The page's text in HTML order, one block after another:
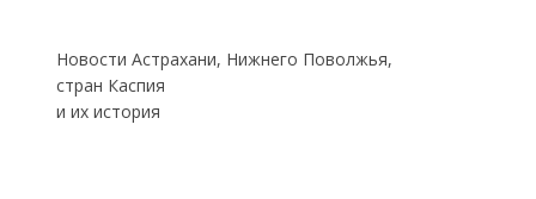
Новости Астрахани, Нижнего Поволжья,
стран Каспия
и их история